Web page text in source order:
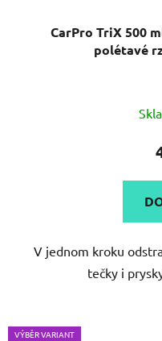
CarPro TriX 500
polétavé
V jednom kroku
tečky i
VÝBĚR VARIANT